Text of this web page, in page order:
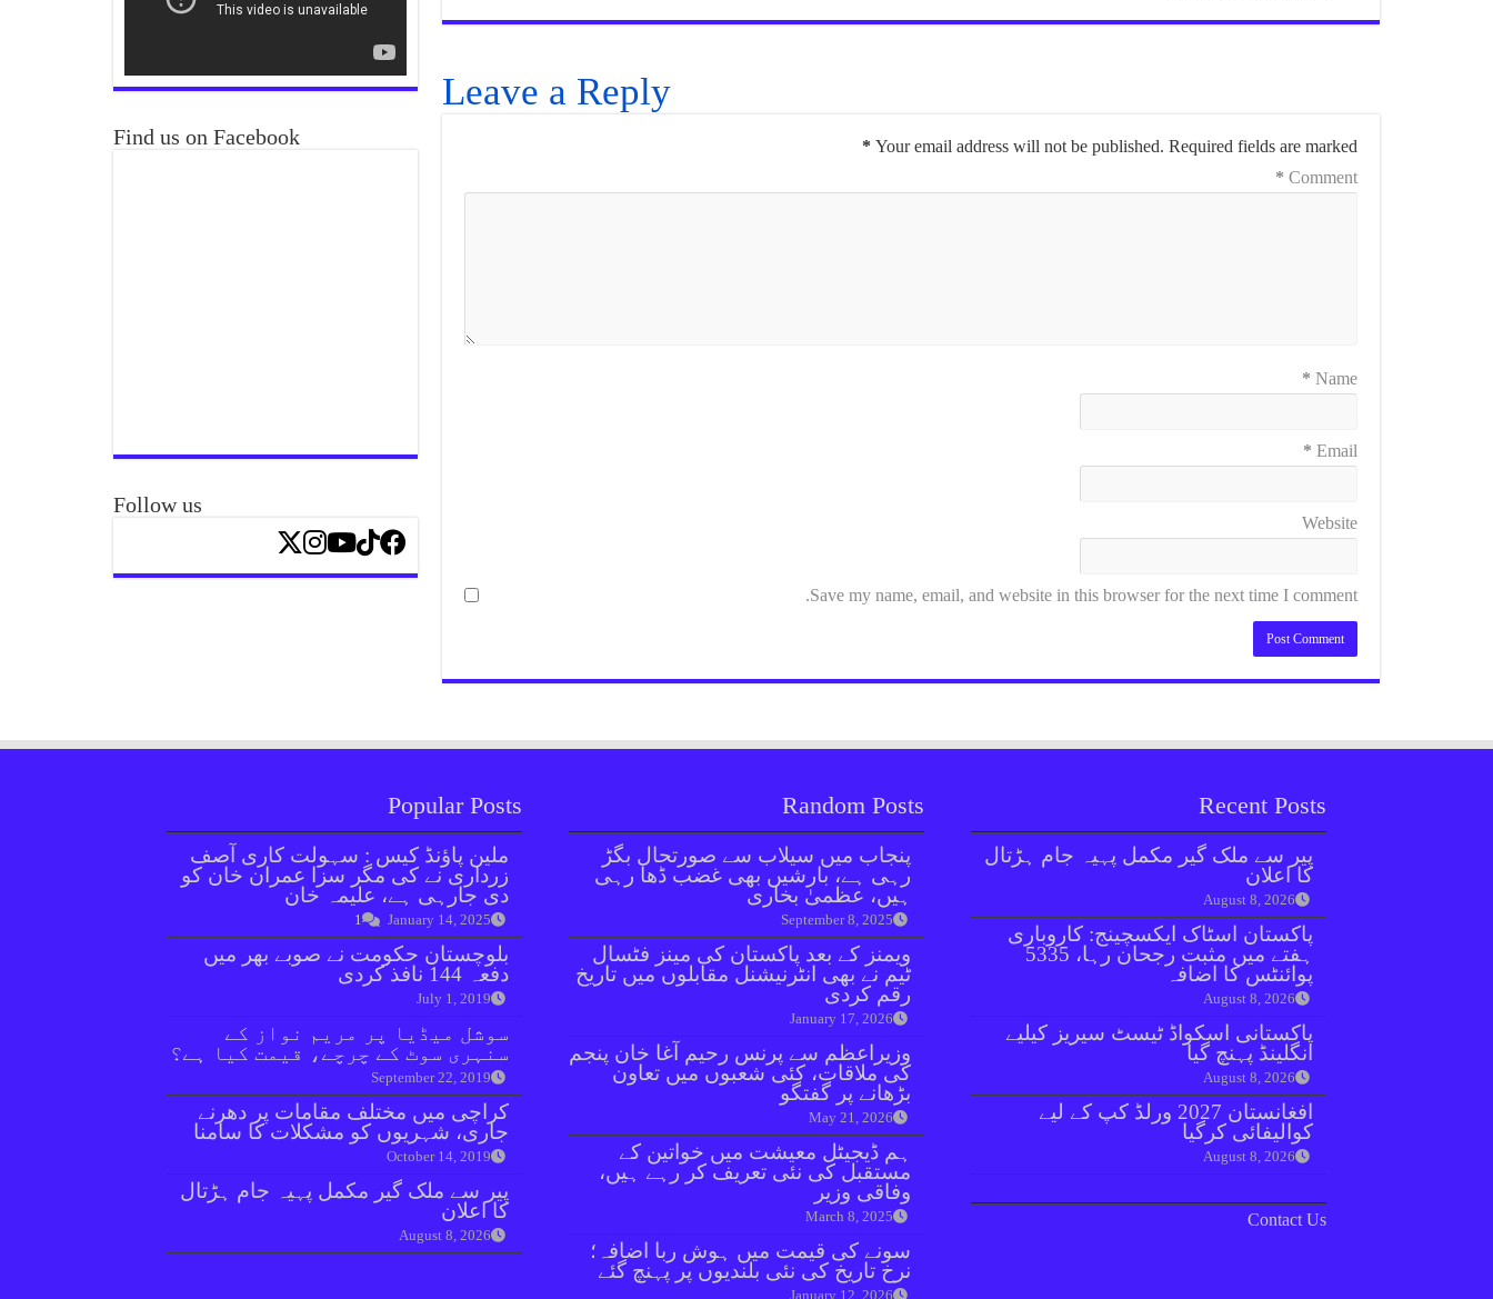
Leave a Reply
Your email address will not be published. Required fields are marked
*
Comment
*
Name
*
Email
*
Website
Save my name, email, and website in this browser for the next time I comment.
Find us on Facebook
Follow us
Popular Posts
ملین پاؤنڈ کیس : سہولت کاری آصف
زرداری نے کی مگر سزا عمران خان کو
دی جارہی ہے، علیمہ خان
January 14, 2025
1
بلوچستان حکومت نے صوبے بھر میں
دفعہ 144 نافذ کردی
July 1, 2019
سوشل میڈیا پر مریم نواز کے
سنہری سوٹ کے چرچے، قیمت کیا ہے؟
September 22, 2019
کراچی میں مختلف مقامات پر دھرنے
جاری، شہریوں کو مشکلات کا سامنا
October 14, 2019
پیر سے ملک گیر مکمل پہیہ جام ہڑتال
کا اعلان
August 8, 2026
Random Posts
پنجاب میں سیلاب سے صورتحال بگڑ
رہی ہے، بارشیں بھی غضب ڈھا رہی
ہیں، عظمیٰ بخاری
September 8, 2025
ویمنز کے بعد پاکستان کی مینز فٹسال
ٹیم نے بھی انٹرنیشنل مقابلوں میں تاریخ
رقم کردی
January 17, 2026
وزیراعظم سے پرنس رحیم آغا خان پنجم
کی ملاقات، کئی شعبوں میں تعاون
بڑھانے پر گفتگو
May 21, 2026
ہم ڈیجیٹل معیشت میں خواتین کے
مستقبل کی نئی تعریف کر رہے ہیں،
وفاقی وزیر
March 8, 2025
سونے کی قیمت میں ہوش ربا اضافہ؛
نرخ تاریخ کی نئی بلندیوں پر پہنچ گئے
Recent Posts
پیر سے ملک گیر مکمل پہیہ جام ہڑتال
کا اعلان
August 8, 2026
پاکستان اسٹاک ایکسچینج: کاروباری
ہفتے میں مثبت رجحان رہا، 5335
پوائنٹس کا اضافہ
August 8, 2026
پاکستانی اسکواڈ ٹیسٹ سیریز کیلیے
انگلینڈ پہنچ گیا
August 8, 2026
افغانستان 2027 ورلڈ کپ کے لیے
کوالیفائی کرگیا
August 8, 2026
Contact Us